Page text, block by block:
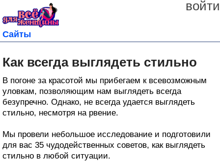
войти
Сайты
Как всегда выглядеть стильно
В погоне за красотой мы прибегаем к всевозможным
уловкам, позволяющим нам выглядеть всегда
безупречно. Однако, не всегда удается выглядеть
стильно, несмотря на рвение.
Мы провели небольшое исследование и подготовили
для вас 35 чудодейственных советов, как выглядеть
стильно в любой ситуации.